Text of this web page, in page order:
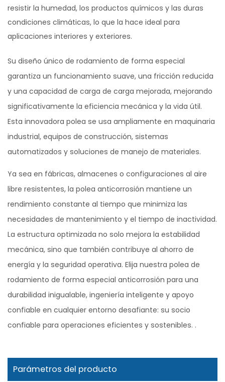
resistir la humedad, los productos químicos y las duras
condiciones climáticas, lo que la hace ideal para
aplicaciones interiores y exteriores.
Su diseño único de rodamiento de forma especial
garantiza un funcionamiento suave, una fricción reducida
y una capacidad de carga de carga mejorada, mejorando
significativamente la eficiencia mecánica y la vida útil.
Esta innovadora polea se usa ampliamente en maquinaria
industrial, equipos de construcción, sistemas
automatizados y soluciones de manejo de materiales.
Ya sea en fábricas, almacenes o configuraciones al aire
libre resistentes, la polea anticorrosión mantiene un
rendimiento constante al tiempo que minimiza las
necesidades de mantenimiento y el tiempo de inactividad.
La estructura optimizada no solo mejora la estabilidad
mecánica, sino que también contribuye al ahorro de
energía y la seguridad operativa. Elija nuestra polea de
rodamiento de forma especial anticorrosión para una
durabilidad inigualable, ingeniería inteligente y apoyo
confiable en cualquier entorno desafiante: su socio
confiable para operaciones eficientes y sostenibles. .
Parámetros del producto